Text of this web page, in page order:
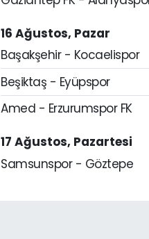
16 Ağustos, Pazar
Başakşehir - Kocaelispor
Beşiktaş - Eyüpspor
Amed - Erzurumspor FK
17 Ağustos, Pazartesi
Samsunspor - Göztepe